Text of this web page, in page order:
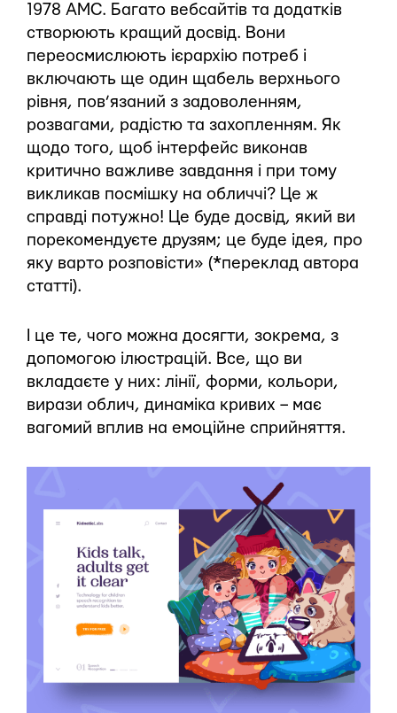
1978 AMC. Багато вебсайтів та додатків
створюють кращий досвід. Вони
переосмислюють ієрархію потреб і
включають ще один щабель верхнього
рівня, пов’язаний з задоволенням,
розвагами, радістю та захопленням. Як
щодо того, щоб інтерфейс виконав
критично важливе завдання і при тому
викликав посмішку на обличчі? Це ж
справді потужно! Це буде досвід, який ви
порекомендуєте друзям; це буде ідея, про
яку варто розповісти» (*переклад автора
статті).
І це те, чого можна досягти, зокрема, з
допомогою ілюстрацій. Все, що ви
вкладаєте у них: лінії, форми, кольори,
вирази облич, динаміка кривих – має
вагомий вплив на емоційне сприйняття.